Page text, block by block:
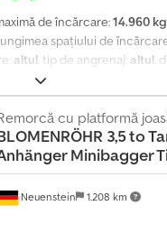
de încărcare:14.960 kg
spațiului de
altul, tip de angrenaj: altul,
235/75R17,5 ---/141J
de ancorare, -- Rezervăm
!, Mai multe detalii la: !
Neuenstein 1.208 km
cu platformă
3,5 to
Minibagger